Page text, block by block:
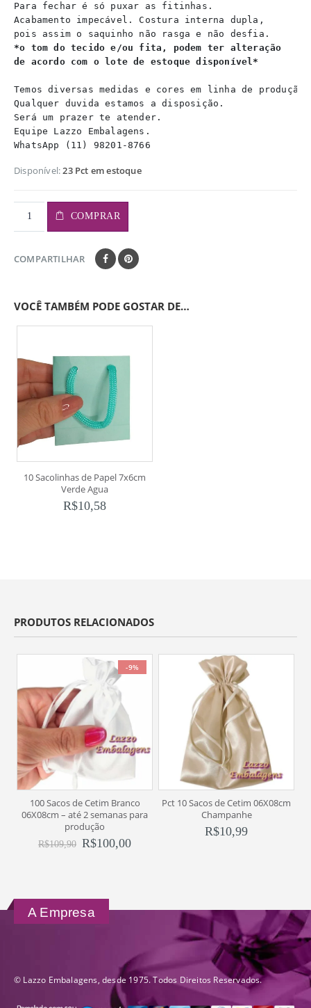
Para fechar é só puxar as fitinhas.
Acabamento impecável. Costura interna dupla,
*o tom do tecido e/ou fita, podem ter alteração
de acordo com o lote de estoque disponível*
Temos diversas medidas e cores em linha de produção.
Qualquer duvida estamos a disposição.
Será um prazer te atender.
Equipe Lazzo Embalagens.
WhatsApp (11) 98201-8766
Disponível:23 Pct em estoque
COMPRAR
COMPARTILHAR
VOCÊ TAMBÉM PODE GOSTAR DE…
10 Sacolinhas de Papel 7x6cm
Verde Agua
R$10,58
PRODUTOS RELACIONADOS
-9%
100 Sacos de Cetim Branco
06X08cm – até 2 semanas para
produção
R$109,90 R$100,00
Pct 10 Sacos de Cetim 06X08cm
Champanhe
R$10,99
A Empresa
© Lazzo Embalagens, desde 1975. Todos Direitos Reservados.